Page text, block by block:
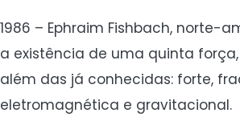
1986 – Ephraim Fishbach, norte-
a existência de uma quinta
além das já conhecidas: forte,
eletromagnética e gravitacional.